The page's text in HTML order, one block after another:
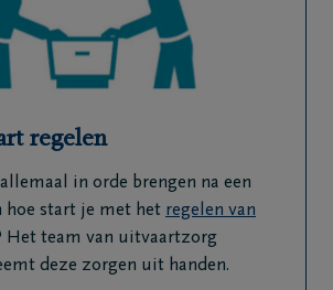
regelen
in orde brengen na een
hoe start je met het regelen van
Het team van uitvaartzorg
deze zorgen uit handen.